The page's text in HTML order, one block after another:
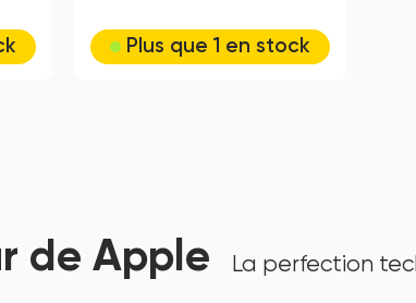
Plus que 1 en stock
de Apple La perfection